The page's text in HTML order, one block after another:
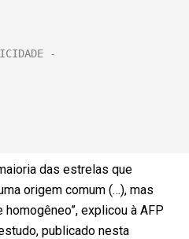
das estrelas que
origem comum (…), mas
explicou à AFP
publicado nesta